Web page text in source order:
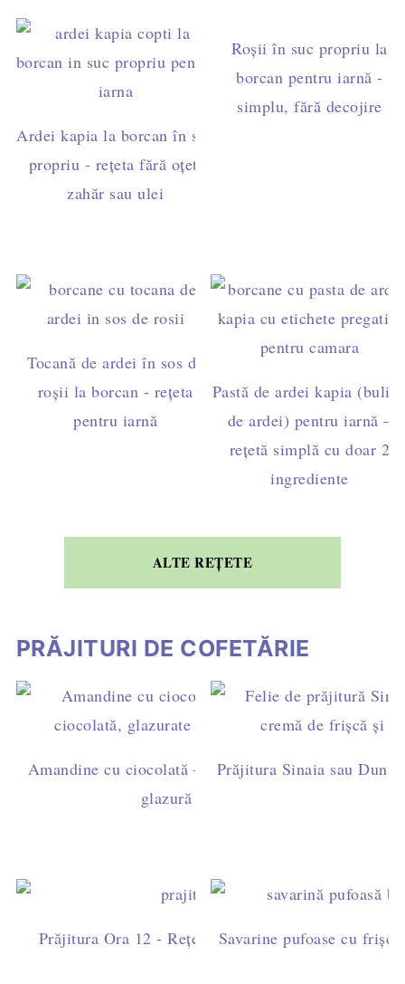
Ardei kapia la borcan în suc
propriu - rețeta fără oțet,
zahăr sau ulei
Roșii în suc propriu la
borcan pentru iarnă -
simplu, fără decojire
Tocană de ardei în sos de
roșii la borcan - rețeta
pentru iarnă
Pastă de ardei kapia
de ardei) pentru iarnă –
rețetă simplă cu doar 2
ingrediente
ALTE REȚETE
PRĂJITURI DE COFETĂRIE
Amandine cu ciocolată – rețetă ușoară de casă, cu
glazură simplă (fără fondant)
Prăjitura Sinaia sau
Prăjitura Ora 12 - Rețetă ușoară cu blat de cacao,
Savarine pufoase cu